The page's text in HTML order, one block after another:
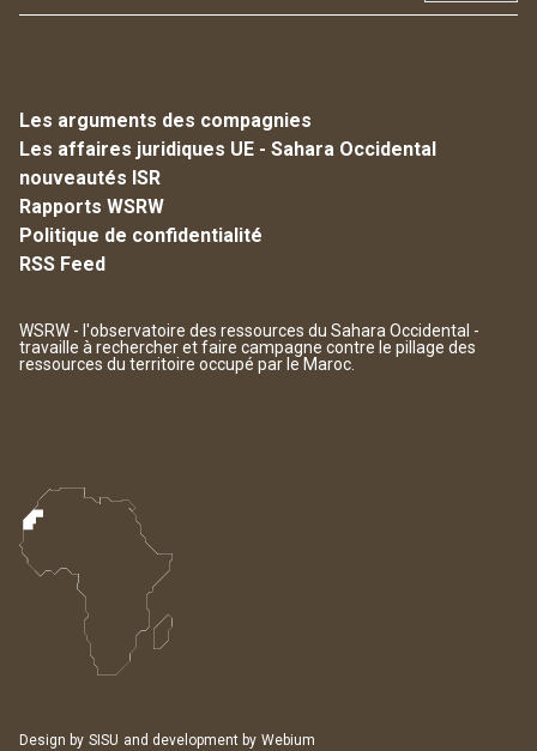
Les arguments des compagnies
Les affaires juridiques UE - Sahara Occidental
nouveautés ISR
Rapports WSRW
Politique de confidentialité
RSS Feed
WSRW - l'observatoire des ressources du Sahara Occidental -
travaille à rechercher et faire campagne contre le pillage des
ressources du territoire occupé par le Maroc.
Design by SISU and development by Webium